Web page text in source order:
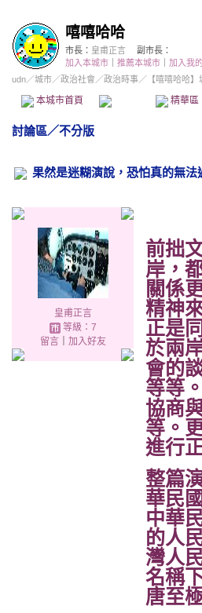
嘻嘻哈哈
市長： 皇甫正言
副市長：
加入本城市
推薦本城市 加入我
udn／城市／政治社會 ／政治時事／ 【嘻嘻哈哈】
本城市首頁 精華區
討論區／不分版
果然是迷糊演說，恐怕真的無法
皇甫正言
等級：7
留言｜ 加入好友
前拙
岸，
關係
精神
正是
於兩
會的
等等
協商
等。
進行
整篇
華民
中華
的人
灣人
名稱
唐至